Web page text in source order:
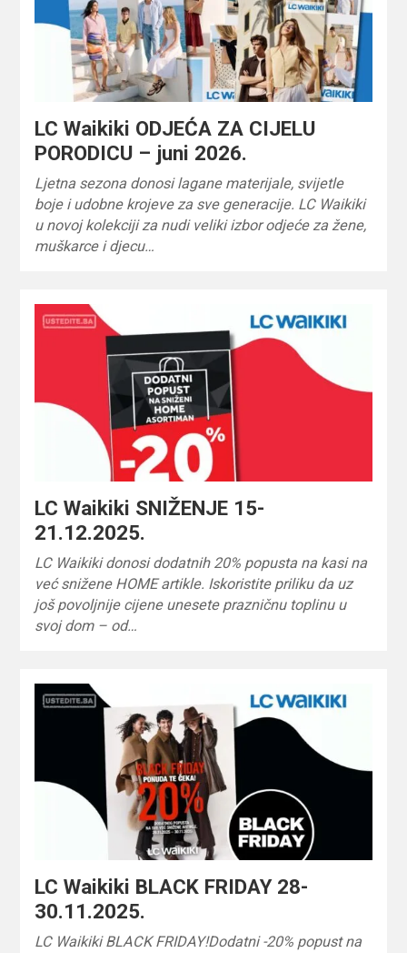
LC Waikiki ODJEĆA ZA CIJELU
PORODICU – juni 2026.
Ljetna sezona donosi lagane materijale, svijetle
boje i udobne krojeve za sve generacije. LC Waikiki
u novoj kolekciji za nudi veliki izbor odjeće za žene,
muškarce i djecu…
LC Waikiki SNIŽENJE 15-
21.12.2025.
LC Waikiki donosi dodatnih 20% popusta na kasi na
već snižene HOME artikle. Iskoristite priliku da uz
još povoljnije cijene unesete prazničnu toplinu u
svoj dom – od…
LC Waikiki BLACK FRIDAY 28-
30.11.2025.
LC Waikiki BLACK FRIDAY!Dodatni -20% popust na